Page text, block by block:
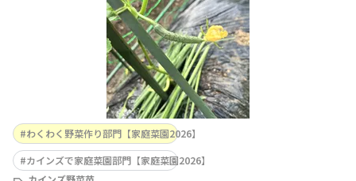
わくわく野菜作り部門【家庭菜園2026】
カインズで家庭菜園部門【家庭菜園2026】